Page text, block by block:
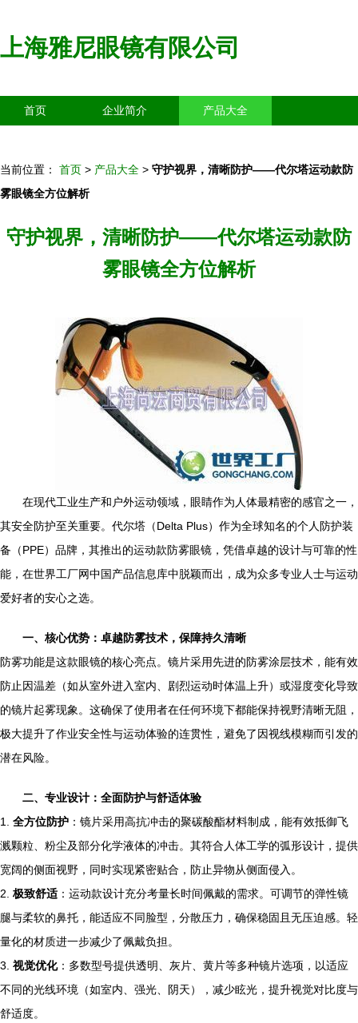
上海雅尼眼镜有限公司
首页 企业简介 产品大全
当前位置： 首页 > 产品大全 > 守护视界，清晰防护——代尔塔运动款防
雾眼镜全方位解析
守护视界，清晰防护——代尔塔运动款防
雾眼镜全方位解析
在现代工业生产和户外运动领域，眼睛作为人体最精密的感官之一，
其安全防护至关重要。代尔塔（Delta Plus）作为全球知名的个人防护装
备（PPE）品牌，其推出的运动款防雾眼镜，凭借卓越的设计与可靠的性
能，在世界工厂网中国产品信息库中脱颖而出，成为众多专业人士与运动
爱好者的安心之选。
一、核心优势：卓越防雾技术，保障持久清晰
防雾功能是这款眼镜的核心亮点。镜片采用先进的防雾涂层技术，能有效
防止因温差（如从室外进入室内、剧烈运动时体温上升）或湿度变化导致
的镜片起雾现象。这确保了使用者在任何环境下都能保持视野清晰无阻，
极大提升了作业安全性与运动体验的连贯性，避免了因视线模糊而引发的
潜在风险。
二、专业设计：全面防护与舒适体验
1. 全方位防护 ：镜片采用高抗冲击的聚碳酸酯材料制成，能有效抵御飞
溅颗粒、粉尘及部分化学液体的冲击。其符合人体工学的弧形设计，提供
宽阔的侧面视野，同时实现紧密贴合，防止异物从侧面侵入。
2. 极致舒适 ：运动款设计充分考量长时间佩戴的需求。可调节的弹性镜
腿与柔软的鼻托，能适应不同脸型，分散压力，确保稳固且无压迫感。轻
量化的材质进一步减少了佩戴负担。
3. 视觉优化：多数型号提供透明、灰片、黄片等多种镜片选项，以适应
不同的光线环境（如室内、强光、阴天），减少眩光，提升视觉对比度与
舒适度。